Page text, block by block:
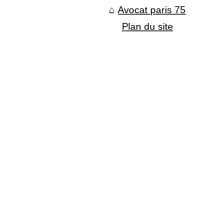
Avocat paris 75
Plan du site